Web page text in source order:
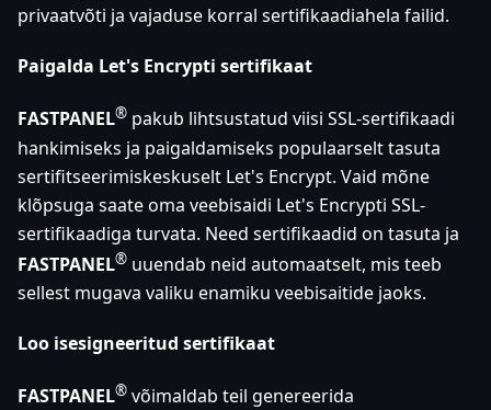
privaatvõti ja vajaduse korral sertifikaadiahela failid.
Paigalda Let's Encrypti sertifikaat
FASTPANEL® pakub lihtsustatud viisi SSL-sertifikaadi
hankimiseks ja paigaldamiseks populaarselt tasuta
sertifitseerimiskeskuselt Let's Encrypt. Vaid mõne
klõpsuga saate oma veebisaidi Let's Encrypti SSL-
sertifikaadiga turvata. Need sertifikaadid on tasuta ja
FASTPANEL® uuendab neid automaatselt, mis teeb
sellest mugava valiku enamiku veebisaitide jaoks.
Loo isesigneeritud sertifikaat
FASTPANEL® võimaldab teil genereerida